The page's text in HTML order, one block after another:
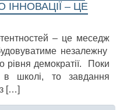
ІННОВАЦІЇ – ЦЕ
– це меседж
незалежну
рівня демократії. Поки
школі, то завдання
[…]